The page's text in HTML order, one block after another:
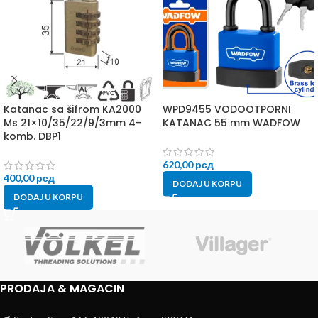
Katanac sa šifrom KA2000
Ms 21×10/35/22/9/3mm 4-
komb. DBP1
400,00рсд
DODAJ U KORPU
WPD9455 VODOOTPORNI
KATANAC 55 mm WADFOW
620,00рсд
DODAJ U KORPU
PRODAJA & MAGACIN